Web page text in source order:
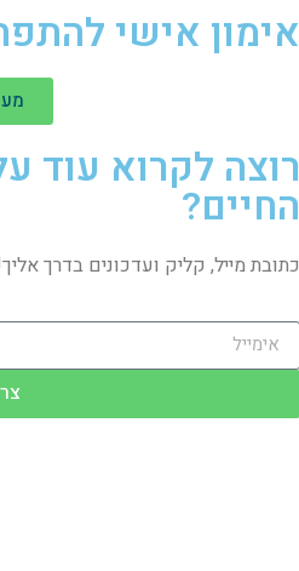
אימון אישי
רוצה לקרוא עוד
החיים?
כתובת מייל, קליק ועדכונים בדרך